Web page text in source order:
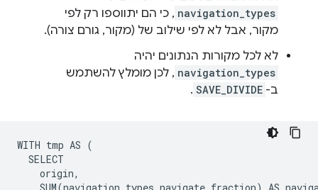
navigation_types , כי הם יתווספו רק לפי
מקור, אבל לא לפי שילוב של (מקור, גורם צורה).
לא לכל מקורות הנתונים יהיה
navigation_types , לכן מומלץ להשתמש
ב- SAVE_DIVIDE
.
WITH tmp AS (
  SELECT
    origin,